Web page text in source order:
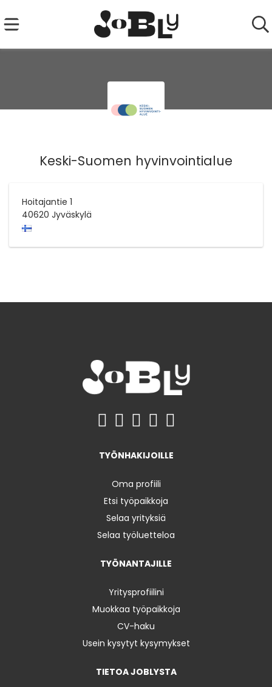
Keski-Suomen hyvinvointialue
Hoitajantie 1
40620 Jyväskylä
TYÖNHAKIJOILLE
Oma profiili
Etsi työpaikkoja
Selaa yrityksiä
Selaa työluetteloa
TYÖNANTAJILLE
Yritysprofiilini
Muokkaa työpaikkoja
CV-haku
Usein kysytyt kysymykset
TIETOA JOBLYSTA